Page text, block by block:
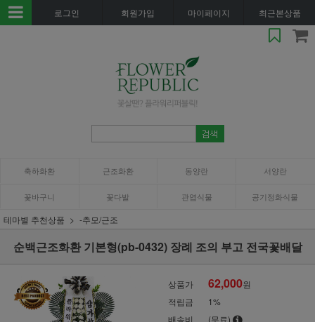
로그인 회원가입 마이페이지 최근본상품
축하화환 근조화환 동양란 서양란
꽃바구니 꽃다발 관엽식물 공기정화식물
테마별 추천상품 -추모/근조
순백근조화환 기본형(pb-0432) 장례 조의 부고 전국꽃배달
상품가 62,000원
적립금
1%
배송비
(무료)